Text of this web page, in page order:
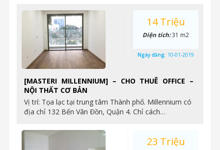
[MASTERI MILLENNIUM] – CHO THUÊ OFFICE –
NỘI THẤT CƠ BẢN
Vị trí: Tọa lạc tại trung tâm Thành phố. Millennium có
địa chỉ 132 Bến Vân Đồn, Quận 4. Chỉ cách…
14 Triệu
Diện tích:31 m2
Ngày đăng: 10-01-2019
23 Triệu